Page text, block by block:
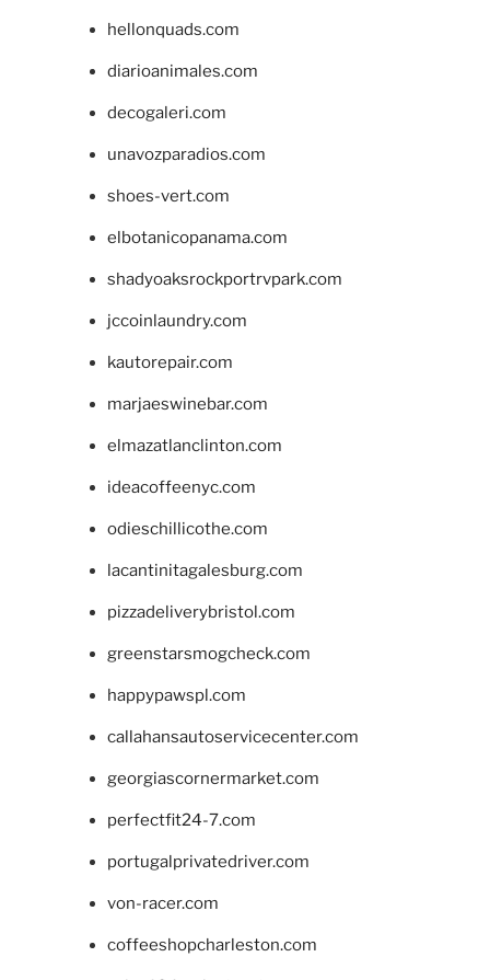
hellonquads.com
diarioanimales.com
decogaleri.com
unavozparadios.com
shoes-vert.com
elbotanicopanama.com
shadyoaksrockportrvpark.com
jccoinlaundry.com
kautorepair.com
marjaeswinebar.com
elmazatlanclinton.com
ideacoffeenyc.com
odieschillicothe.com
lacantinitagalesburg.com
pizzadeliverybristol.com
greenstarsmogcheck.com
happypawspl.com
callahansautoservicecenter.com
georgiascornermarket.com
perfectfit24-7.com
portugalprivatedriver.com
von-racer.com
coffeeshopcharleston.com